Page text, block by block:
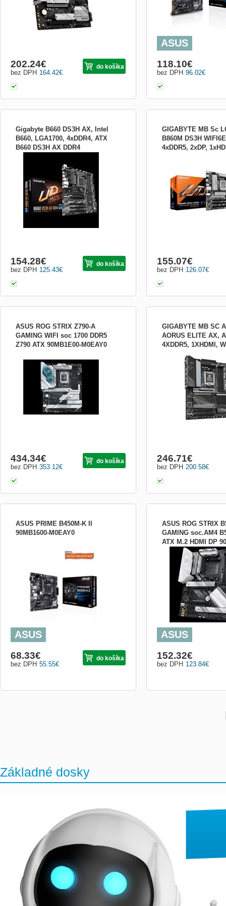
164.42€
bez DPH
202.24€ do košíka
96.02€
bez DPH
118.10€
ASUS
Gigabyte B660 DS3H AX, Intel
B660, LGA1700, 4xDDR4, ATX
B660 DS3H AX DDR4
and Celeron® Processors* L3 cache
varies with CPU * Please refer to
&quot;CPU Support List&quot; for more
information. Chipset Intel® B660 Express
Chipset Memory Support for DDR4
5333(O.C.)
125.43€
bez DPH
154.28€ do košíka
GIGABYTE MB Sc
B860M DS3H
4xDDR5, 2xDP,
RAID:0, 1, 5, 10; PCI
126.07€
bez DPH
155.07€
ASUS ROG STRIX Z790-A
GAMING WIFI soc 1700 DDR5
Z790 ATX 90MB1E00-M0EAY0
Z790; Typ pamäťového modulu:DDR5;
Formát:ATX
353.12€
bez DPH
434.34€ do košíka
GIGABYTE MB SC
AORUS ELITE AX,
4XDDR5, 1XHDMI,
založena na čipsetu
vložení CPU byl
AM5. Součástí tohoto
zvuková karta, která
kanálů. Řadí se do
pro velmi výkonné herní
200.58€
bez DPH
246.71€
ASUS PRIME B450M-K II
90MB1600-M0EAY0
mATX Form Factor (226 mm x 221 mm)
Podpora pro procesory: 3rd/2nd/1st Gen
Ryzen™ with Radeon™ Vega
Graphics/Athlon™ with Radeon™ Vega
Graphics Processors Patice procesoru:
AM4 Pozice na...
55.55€
bez DPH
68.33€ do košíka
ASUS
ASUS ROG STRIX
GAMING soc.AM4
ATX M.2 HDMI DP
M0EAY0
Formát:ATX; Socket
Chipset:AMD;
karta:Ano (CPU); Typ
modulu:DDR4; Podpora
express 16x:Více než 1;
karta:1;
3.2, DisplayPort; Ďalšie
123.84€
bez DPH
152.32€
ASUS
Základné dosky